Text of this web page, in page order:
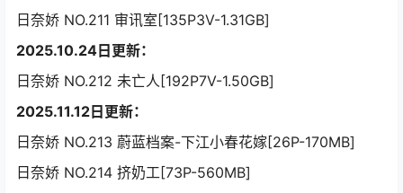
日奈娇 NO.211 审讯室[135P3V-1.31GB]
2025.10.24日更新：
日奈娇 NO.212 未亡人[192P7V-1.50GB]
2025.11.12日更新：
日奈娇 NO.213 蔚蓝档案-下江小春花嫁[26P-170MB]
日奈娇 NO.214 挤奶工[73P-560MB]